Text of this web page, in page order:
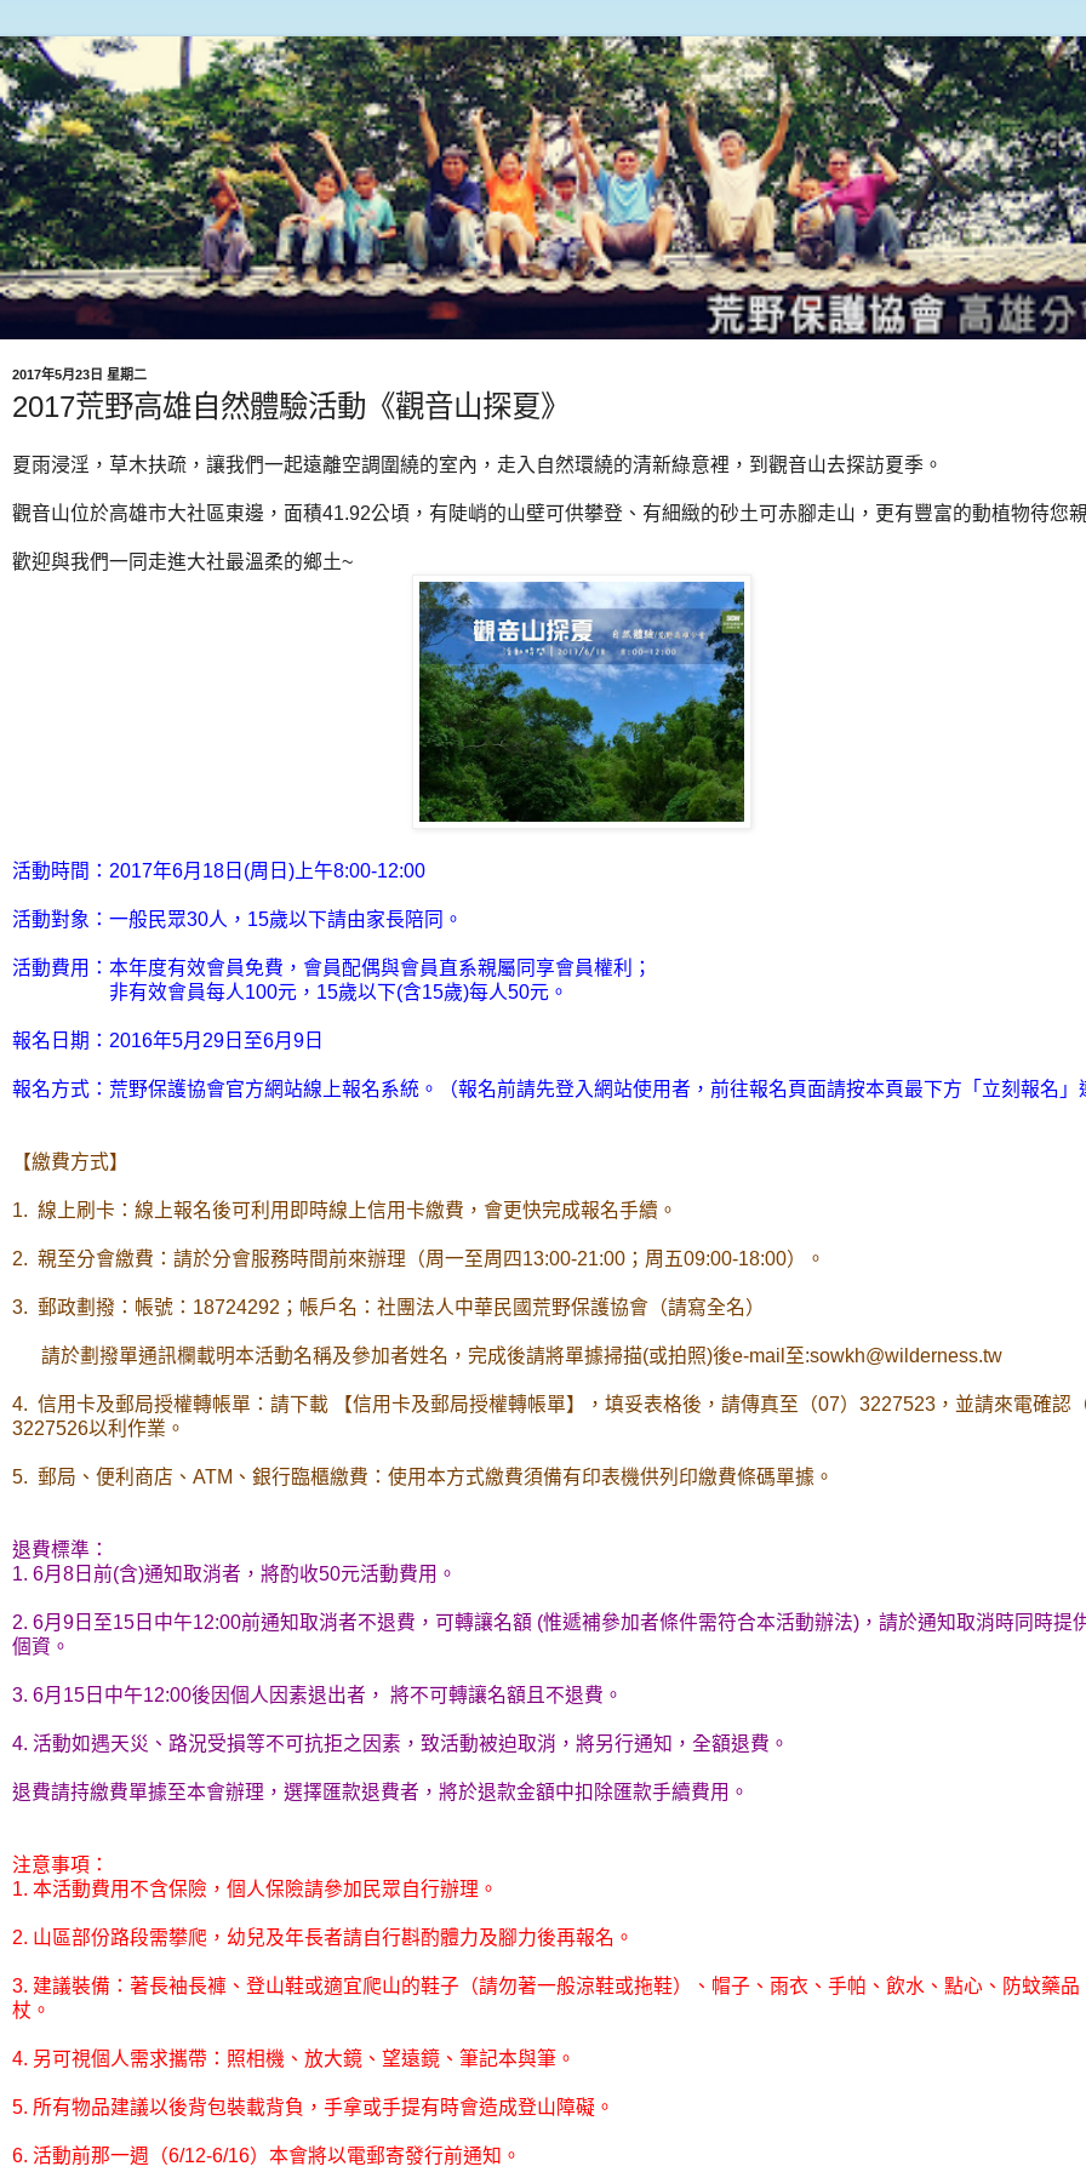
2017年5月23日 星期二
2017荒野高雄自然體驗活動《觀音山探夏》
夏雨浸淫，草木扶疏，讓我們一起遠離空調圍繞的室內，走入自然環繞的清新綠意裡，到觀音山去探訪夏季。
觀音山位於高雄市大社區東邊，面積41.92公頃，有陡峭的山壁可供攀登、有細緻的砂土可赤腳走山，更有豐富的動植物待您
歡迎與我們一同走進大社最溫柔的鄉土~
活動時間：2017年6月18日(周日)上午8:00-12:00
活動對象：一般民眾30人，15歲以下請由家長陪同。
活動費用：本年度有效會員免費，會員配偶與會員直系親屬同享會員權利；
非有效會員每人100元，15歲以下(含15歲)每人50元。
報名日期：2016年5月29日至6月9日
報名方式：荒野保護協會官方網站線上報名系統。（報名前請先登入網站使用者，前往報名頁面請按本頁最下方「立刻報名」
【繳費方式】
1. 線上刷卡：線上報名後可利用即時線上信用卡繳費，會更快完成報名手續。
2. 親至分會繳費：請於分會服務時間前來辦理（周一至周四13:00-21:00；周五09:00-18:00）。
3. 郵政劃撥：帳號：18724292；帳戶名：社團法人中華民國荒野保護協會（請寫全名）
請於劃撥單通訊欄載明本活動名稱及參加者姓名，完成後請將單據掃描(或拍照)後e-mail至:sowkh@wilderness.tw
4. 信用卡及郵局授權轉帳單：請下載 【信用卡及郵局授權轉帳單】，填妥表格後，請傳真至（07）3227523，並請來電確認
3227526以利作業。
5. 郵局、便利商店、ATM、銀行臨櫃繳費：使用本方式繳費須備有印表機供列印繳費條碼單據。
退費標準：
1. 6月8日前(含)通知取消者，將酌收50元活動費用。
2. 6月9日至15日中午12:00前通知取消者不退費，可轉讓名額 (惟遞補參加者條件需符合本活動辦法)，請於通知取消時同時提
個資。
3. 6月15日中午12:00後因個人因素退出者， 將不可轉讓名額且不退費。
4. 活動如遇天災、路況受損等不可抗拒之因素，致活動被迫取消，將另行通知，全額退費。
退費請持繳費單據至本會辦理，選擇匯款退費者，將於退款金額中扣除匯款手續費用。
注意事項：
1. 本活動費用不含保險，個人保險請參加民眾自行辦理。
2. 山區部份路段需攀爬，幼兒及年長者請自行斟酌體力及腳力後再報名。
3. 建議裝備：著長袖長褲、登山鞋或適宜爬山的鞋子（請勿著一般涼鞋或拖鞋）、帽子、雨衣、手帕、飲水、點心、防蚊藥品
杖。
4. 另可視個人需求攜帶：照相機、放大鏡、望遠鏡、筆記本與筆。
5. 所有物品建議以後背包裝載背負，手拿或手提有時會造成登山障礙。
6. 活動前那一週（6/12-6/16）本會將以電郵寄發行前通知。